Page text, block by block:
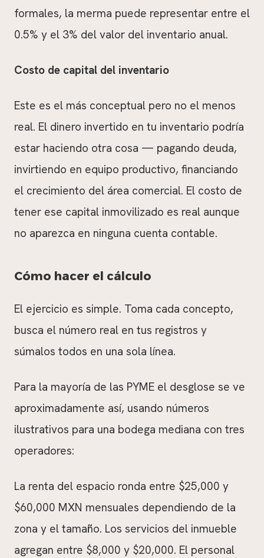
formales, la merma puede representar entre el
0.5% y el 3% del valor del inventario anual.
Costo de capital del inventario
Este es el más conceptual pero no el menos
real. El dinero invertido en tu inventario podría
estar haciendo otra cosa — pagando deuda,
invirtiendo en equipo productivo, financiando
el crecimiento del área comercial. El costo de
tener ese capital inmovilizado es real aunque
no aparezca en ninguna cuenta contable.
Cómo hacer el cálculo
El ejercicio es simple. Toma cada concepto,
busca el número real en tus registros y
súmalos todos en una sola línea.
Para la mayoría de las PYME el desglose se ve
aproximadamente así, usando números
ilustrativos para una bodega mediana con tres
operadores:
La renta del espacio ronda entre $25,000 y
$60,000 MXN mensuales dependiendo de la
zona y el tamaño. Los servicios del inmueble
agregan entre $8,000 y $20,000. El personal